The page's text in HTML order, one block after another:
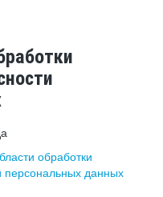
обработки
персональных данных